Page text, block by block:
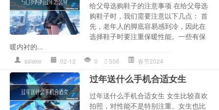
给父母选购鞋子的注意事项 在给父母选
购鞋子时，我们需要注意以下几点： 首
先，老年人的脚底容易感到冷，因此在
选择鞋子时要注重保暖性能。一些有保
暖内衬的...
sslake 02-12 0 556 春节2024
过年送什么手机合适女生
过年送什么手机合适女生 女生比较喜欢
拍照，对性能不是特别注重。女生也比